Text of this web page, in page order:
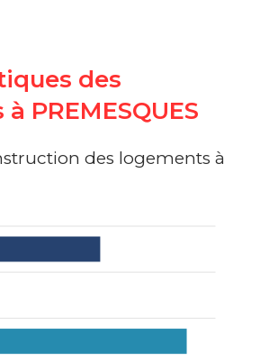
des
PREMESQUES
des logements à